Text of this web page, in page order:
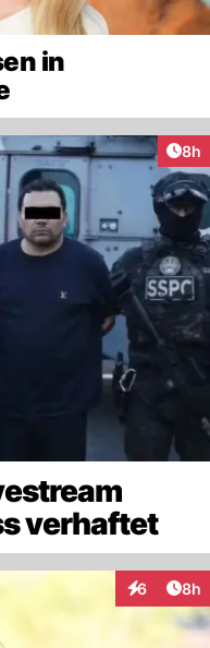
in
8h
verhaftet
6 8h